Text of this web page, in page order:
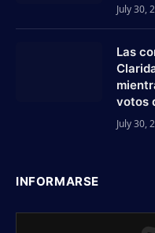
July 30,
Las
votos
July 30,
INFORMARSE